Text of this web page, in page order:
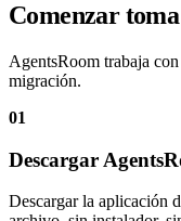
Comenzar toma
AgentsRoom trabaja
migración.
01
Descargar
Descargar la aplicación